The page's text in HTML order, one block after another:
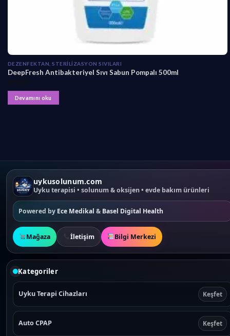
DEZENFEKTAN, STERILIZASYON SIVILARI
DeepFresh Antibakteriyel Sıvı Sabun Pompalı 500ml
Devamını oku
uykusolunum.com
Uyku terapisi • solunum & oksijen • evde bakım ürünleri
Powered by Ece Medikal & Basel Digital Health
Mağaza İletişim Bilgi Merkezi
Kategoriler
Uyku Terapi Cihazları Keşfet
Auto CPAP Keşfet